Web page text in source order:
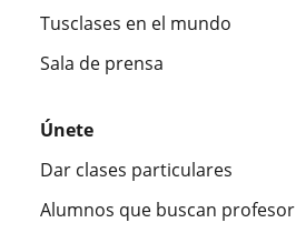
Tusclases en el mundo
Sala de prensa
Únete
Dar clases particulares
Alumnos que buscan profesor